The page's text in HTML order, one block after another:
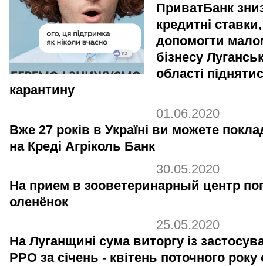
ПриватБанк
кредитні
допомогти
бізнесу
області
карантину
01.06.2020
Вже 27 років в Україні ви можете
на Креді Агріколь Банк
30.05.2020
На прием в зооветеринарный центр
оленёнок
25.05.2020
На Луганщині сума виторгу із
РРО за січень - квітень поточного року